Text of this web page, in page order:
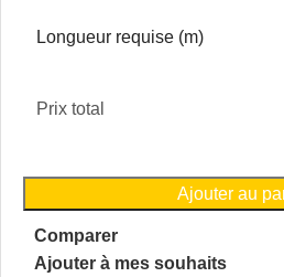
Longueur requise (m)
Prix total
Ajouter au
Comparer
Ajouter à mes souhaits